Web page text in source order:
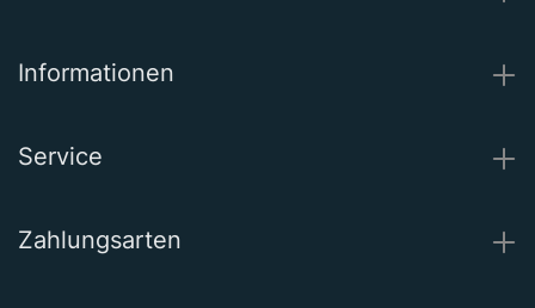
Informationen
Service
Zahlungsarten